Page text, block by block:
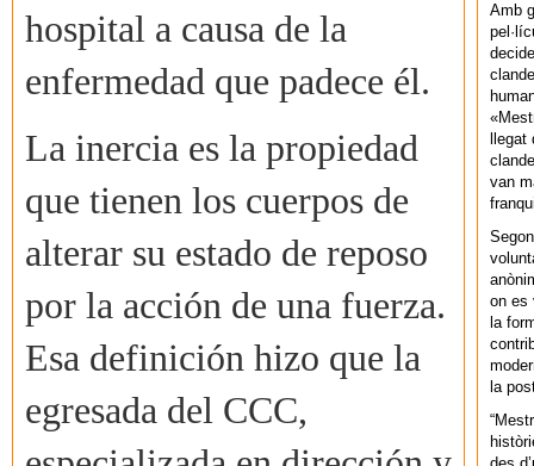
hospital a causa de la
enfermedad que padece él.
La inercia es la propiedad
que tienen los cuerpos de
alterar su estado de reposo
por la acción de una fuerza.
Esa definición hizo que la
egresada del CCC,
Amb
van
on es
la
la